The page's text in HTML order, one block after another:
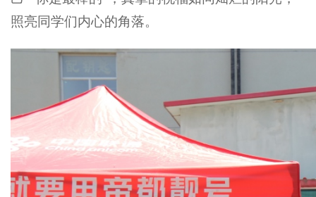
照亮同学们内心的角落。